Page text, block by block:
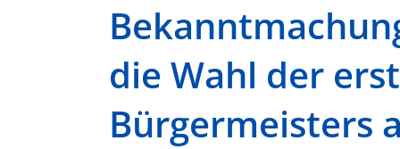
die Wahl der
Bürgermeisters